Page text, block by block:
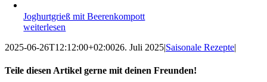
Joghurtgrieß mit Beerenkompott
weiterlesen
2025-06-26T12:12:00+02:0026. Juli 2025|Saisonale Rezepte|
Teile diesen Artikel gerne mit deinen Freunden!